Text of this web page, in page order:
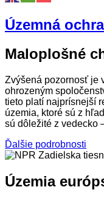
Územná
Maloplošné
Zvýšená pozornosť je
ohrozeným
tieto platí najprísnejší
územia, ktoré sú z
sú dôležité z vedecko
Ďalšie podrobnosti
Územia